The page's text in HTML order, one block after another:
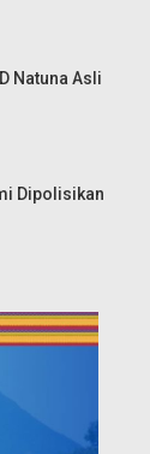
Natuna Asli
Dipolisikan